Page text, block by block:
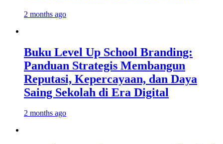
2 months ago
Buku Level Up School Branding:
Panduan Strategis Membangun
Reputasi, Kepercayaan, dan Daya
Saing Sekolah di Era Digital
2 months ago